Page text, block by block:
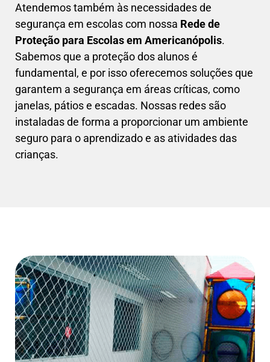
Atendemos também às necessidades de
segurança em escolas com nossa Rede de
Proteção para Escolas em Americanópolis.
Sabemos que a proteção dos alunos é
fundamental, e por isso oferecemos soluções que
garantem a segurança em áreas críticas, como
janelas, pátios e escadas. Nossas redes são
instaladas de forma a proporcionar um ambiente
seguro para o aprendizado e as atividades das
crianças.